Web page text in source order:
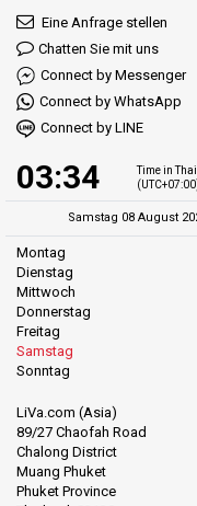
Eine Anfrage stellen
Chatten Sie mit uns
Connect by Messenger
Connect by WhatsApp
Connect by LINE
03:34
Time in
Samstag 08 August
Montag
Dienstag
Mittwoch
Donnerstag
Freitag
Samstag
Sonntag
LiVa.com (Asia)
89/27 Chaofah Road
Chalong District
Muang Phuket
Phuket Province